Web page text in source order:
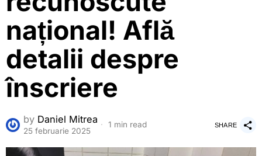
național! Află
detalii despre
înscriere
by Daniel Mitrea
25 februarie 2025
1 min read SHARE